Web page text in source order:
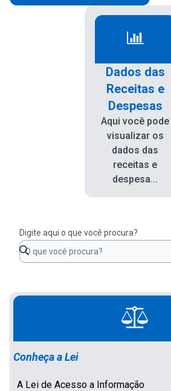
Dados das
Receitas e
Despesas
Aqui você pode
visualizar os
dados das
receitas e
despesa...
Digite aqui o que você procura?
Conheça a Lei
A Lei de Acesso a Informação